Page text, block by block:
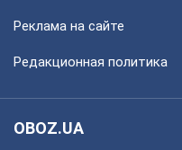
Реклама на сайте
Редакционная политика
OBOZ.UA